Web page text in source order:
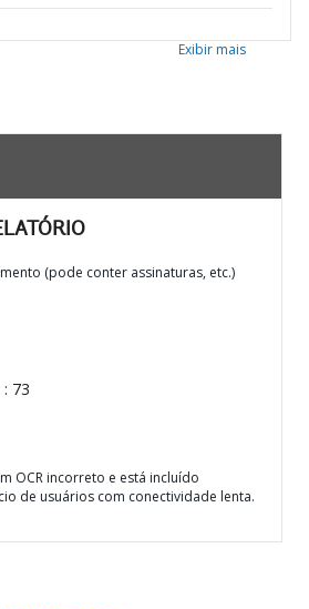
Exibir mais
(pode conter assinaturas, etc.)
73
OCR incorreto e está incluído
de usuários com conectividade lenta.